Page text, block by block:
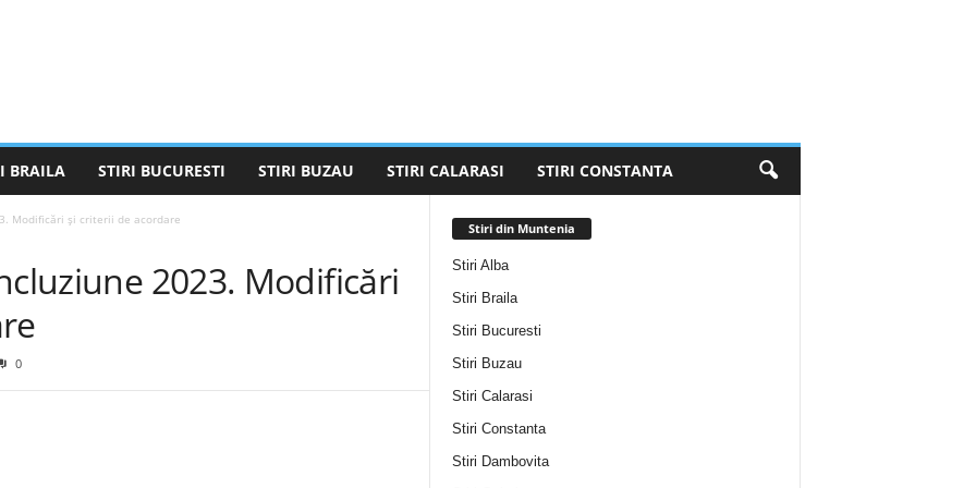
BRAILA STIRI BUCURESTI STIRI BUZAU STIRI CALARASI STIRI CONSTANTA
Modificări și criterii de acordare
2023. Modificări
0
Stiri din Muntenia
Stiri Alba
Stiri Braila
Stiri Bucuresti
Stiri Buzau
Stiri Calarasi
Stiri Constanta
Stiri Dambovita